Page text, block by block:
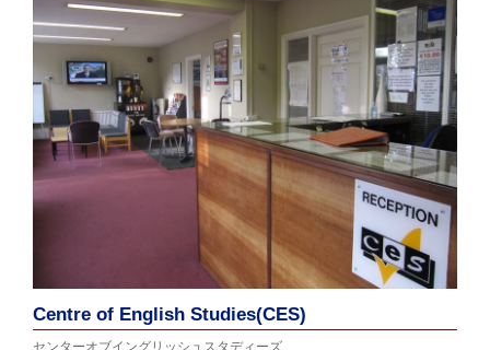
Centre of English Studies(CES)
センターオブイングリッシュスタディーズ